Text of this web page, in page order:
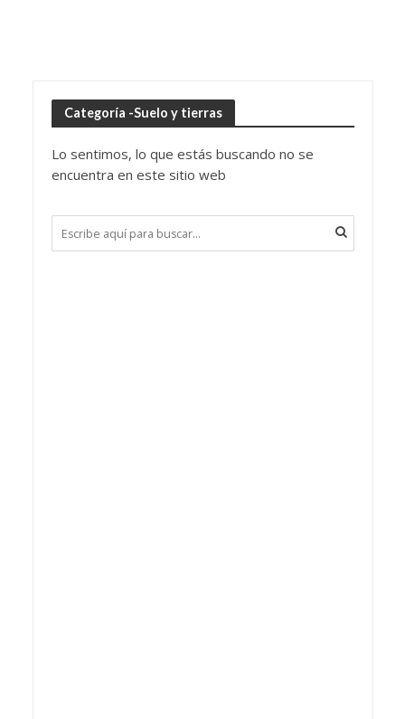
Categoría -Suelo y tierras
Lo sentimos, lo que estás buscando no se
encuentra en este sitio web